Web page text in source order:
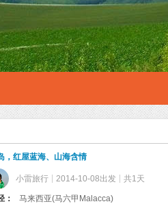
，红屋蓝海、山海含情
小雷旅行 2014-10-08出发 共1天
：
马来西亚(马六甲Malacca)